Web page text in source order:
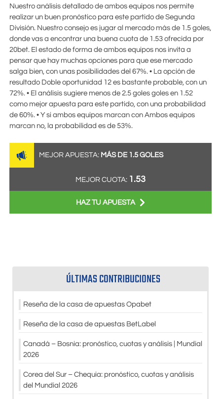
Nuestro análisis detallado de ambos equipos nos permite
realizar un buen pronóstico para este partido de Segunda
División. Nuestro consejo es jugar al mercado más de 1.5 goles,
donde vas a encontrar una buena cuota de 1.53 ofrecida por
20bet. El estado de forma de ambos equipos nos invita a
pensar que hay muchas opciones para que ese mercado
salga bien, con unas posibilidades del 67%. • La opción de
resultado Doble oportunidad 12 es bastante probable, con un
72%. • El análisis sugiere menos de 2.5 goles goles en 1.52
como mejor apuesta para este partido, con una probabilidad
de 60%. • Y si ambos equipos marcan con Ambos equipos
marcan no, la probabilidad es de 53%.
MEJOR APUESTA: MÁS DE 1.5 GOLES
MEJOR CUOTA: 1.53
HAZ TU APUESTA
ÚLTIMAS CONTRIBUCIONES
Reseña de la casa de apuestas Opabet
Reseña de la casa de apuestas BetLabel
Canadá – Bosnia: pronóstico, cuotas y análisis | Mundial
2026
Corea del Sur – Chequia: pronóstico, cuotas y análisis
del Mundial 2026